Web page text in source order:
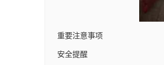
重要注意事项
安全提醒